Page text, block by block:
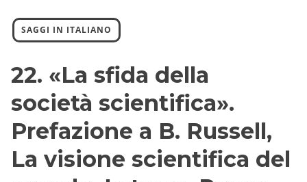
SAGGI IN ITALIANO
22. «La sfida della
società scientifica».
Prefazione a B. Russell,
La visione scientifica del